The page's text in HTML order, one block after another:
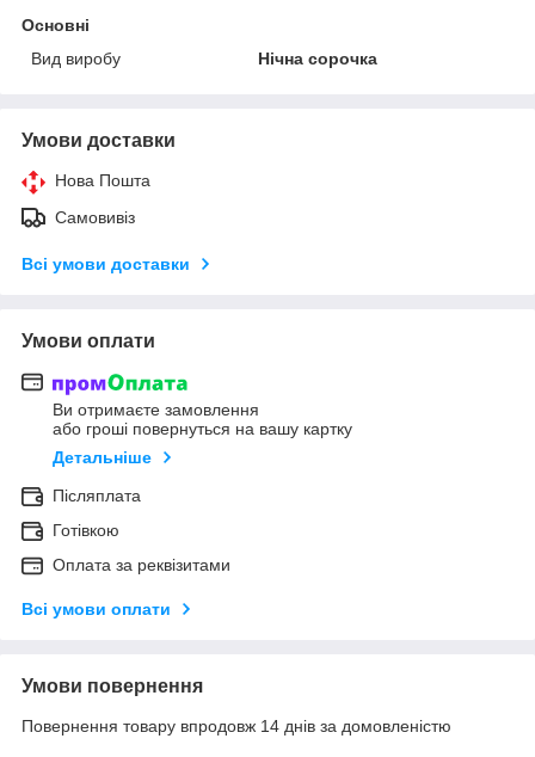
Основні
Вид виробу
Нічна сорочка
Умови доставки
Нова Пошта
Самовивіз
Всі умови доставки
Умови оплати
Ви отримаєте замовлення
або гроші повернуться на вашу картку
Детальніше
Післяплата
Готівкою
Оплата за реквізитами
Всі умови оплати
Умови повернення
Повернення товару впродовж 14 днів за домовленістю